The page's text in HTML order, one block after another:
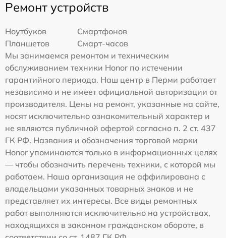
Ремонт устройств
Ноутбуков
Смартфонов
Планшетов
Смарт-часов
Мы занимаемся ремонтом и техническим
обслуживанием техники Honor по истечении
гарантийного периода. Наш центр в Перми работает
независимо и не имеет официальной авторизации от
производителя. Цены на ремонт, указанные на сайте,
носят исключительно ознакомительный характер и
не являются публичной офертой согласно п. 2 ст. 437
ГК РФ. Названия и обозначения торговой марки
Honor упоминаются только в информационных целях
— чтобы обозначить перечень техники, с которой мы
работаем. Наша организация не аффилирована с
владельцами указанных товарных знаков и не
представляет их интересы. Все виды ремонтных
работ выполняются исключительно на устройствах,
находящихся в законном гражданском обороте, в